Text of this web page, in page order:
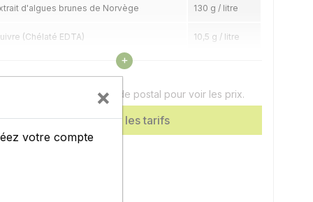
d'algues brunes de Norvège 130 g / litre
(Chélaté EDTA) 10,5 g / litre
14 g / litre
Voir les caractéristiques
+
renseigner votre code postal pour voir les prix.
Afficher les tarifs
×
votre compte